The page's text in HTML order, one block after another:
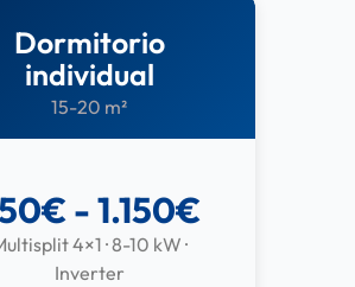
Dormitorio
individual
15-20 m²
- 1.150€
4×1 · 8-10 kW ·
Inverter